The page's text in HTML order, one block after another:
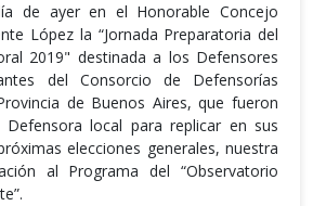
de ayer en el Honorable Concejo
López la “Jornada Preparatoria del
2019" destinada a los Defensores
del Consorcio de Defensorías
de Buenos Aires, que fueron
local para replicar en sus
elecciones generales, nuestra
al Programa del “Observatorio